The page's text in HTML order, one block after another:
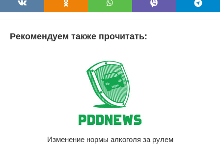
Рекомендуем также прочитать:
Изменение нормы алкоголя за рулем